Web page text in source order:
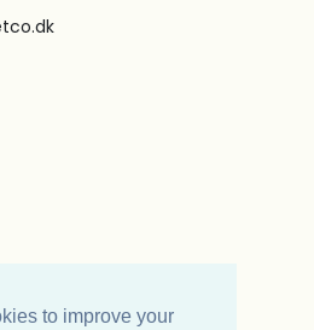
to improve your